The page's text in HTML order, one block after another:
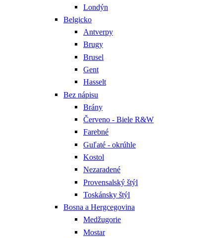
Londýn
Belgicko
Antverpy
Brugy
Brusel
Gent
Hasselt
Bez nápisu
Brány
Červeno - Biele R&W
Farebné
Guľaté - okrúhle
Kostol
Nezaradené
Provensalský štýl
Toskánsky štýl
Bosna a Hergcegovina
Medžugorie
Mostar